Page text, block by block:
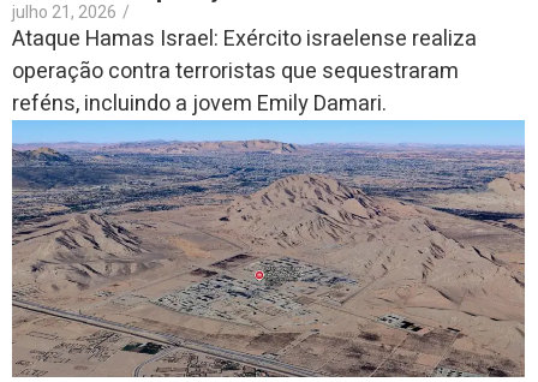
julho 21, 2026 /
Ataque Hamas Israel: Exército israelense realiza
operação contra terroristas que sequestraram
reféns, incluindo a jovem Emily Damari.